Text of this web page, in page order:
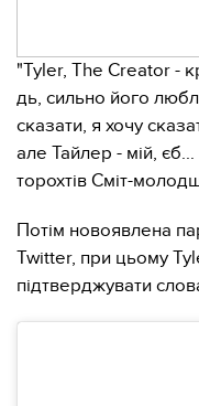
"Tyler, The Creator -
дь, сильно його
сказати, я хочу
але Тайлер - мій,
торохтів Сміт-
Потім новоявлена
Twitter, при цьому
підтверджувати